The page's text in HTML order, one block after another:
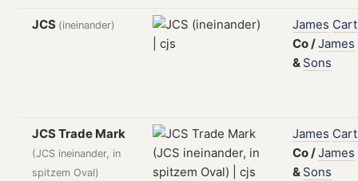
JCS (ineinander) James
Co/James
& Sons
JCS Trade Mark
(JCS ineinander, in
spitzem Oval)
James
Co/James
& Sons